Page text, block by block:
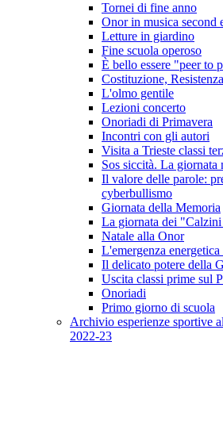
Tornei di fine anno
Onor in musica second
Letture in giardino
Fine scuola operoso
È bello essere "peer to
Costituzione,
L'olmo gentile
Lezioni concerto
Onoriadi di Primavera
Incontri con gli autori
Visita a Trieste classi
Sos siccità. La giornata
Il valore delle parole:
cyberbullismo
Giornata della Memoria
La giornata dei
Natale alla Onor
L'emergenza
Il delicato potere della
Uscita classi prime sul
Onoriadi
Primo giorno di scuola
Archivio esperienze sportive
2022-23